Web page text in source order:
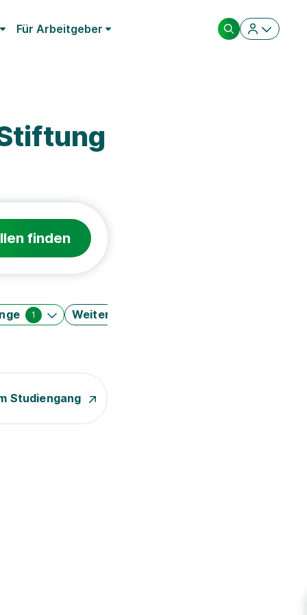
Für Arbeitgeber
finden
1 Weitere Filter
Studiengang